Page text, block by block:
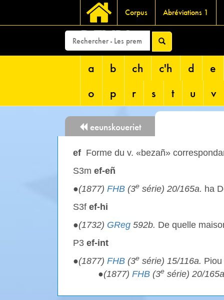
Corpus Abréviations 1
DEVRI
a b ch c'h d
e
o
p r s t u v
eeunskoueriet
ef Forme du v. «bezañ»
S3m ef-eñ
●(1877) FHB (3e série) 20/165a. ha
S3f ef-hi
●(1732) GReg 592b. De quelle
P3 ef-int
●(1877) FHB (3e série) 15/116a.
●(1877) FHB (3e série) 20/